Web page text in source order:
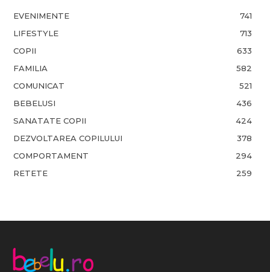
EVENIMENTE
741
LIFESTYLE
713
COPII
633
FAMILIA
582
COMUNICAT
521
BEBELUSI
436
SANATATE COPII
424
DEZVOLTAREA COPILULUI
378
COMPORTAMENT
294
RETETE
259